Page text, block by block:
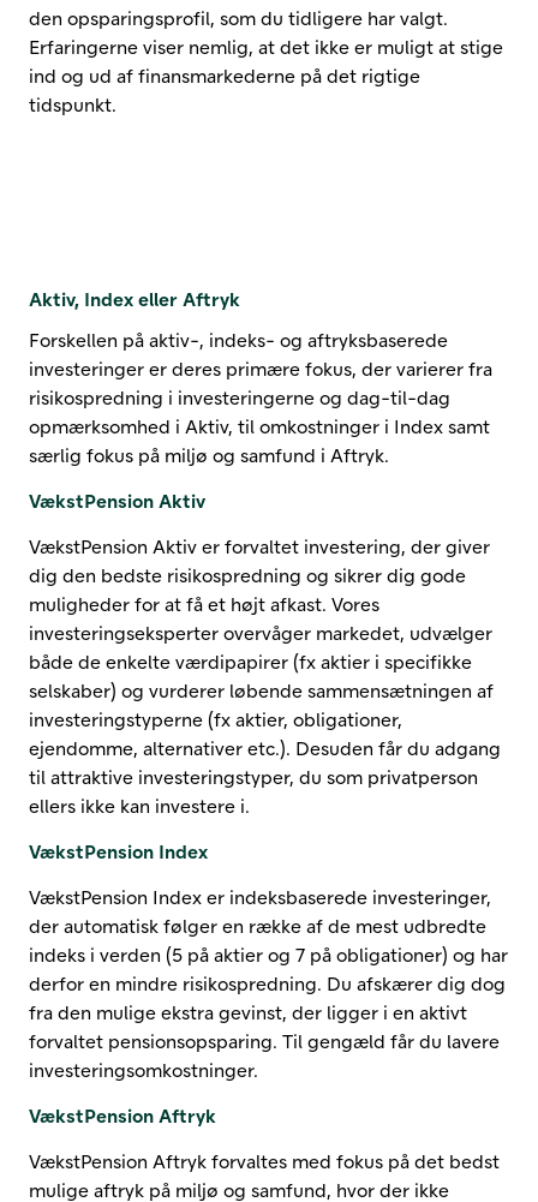
den opsparingsprofil, som du tidligere har valgt.
Erfaringerne viser nemlig, at det ikke er muligt at stige
ind og ud af finansmarkederne på det rigtige
tidspunkt.
Aktiv, Index eller Aftryk
Forskellen på aktiv-, indeks- og aftryksbaserede
investeringer er deres primære fokus, der varierer fra
risikospredning i investeringerne og dag-til-dag
opmærksomhed i Aktiv, til omkostninger i Index samt
særlig fokus på miljø og samfund i Aftryk.
VækstPension Aktiv
VækstPension Aktiv er forvaltet investering, der giver
dig den bedste risikospredning og sikrer dig gode
muligheder for at få et højt afkast. Vores
investeringseksperter overvåger markedet, udvælger
både de enkelte værdipapirer (fx aktier i specifikke
selskaber) og vurderer løbende sammensætningen af
investeringstyperne (fx aktier, obligationer,
ejendomme, alternativer etc.). Desuden får du adgang
til attraktive investeringstyper, du som privatperson
ellers ikke kan investere i.
VækstPension Index
VækstPension Index er indeksbaserede investeringer,
der automatisk følger en række af de mest udbredte
indeks i verden (5 på aktier og 7 på obligationer) og har
derfor en mindre risikospredning. Du afskærer dig dog
fra den mulige ekstra gevinst, der ligger i en aktivt
forvaltet pensionsopsparing. Til gengæld får du lavere
investeringsomkostninger.
VækstPension Aftryk
VækstPension Aftryk forvaltes med fokus på det bedst
mulige aftryk på miljø og samfund, hvor der ikke